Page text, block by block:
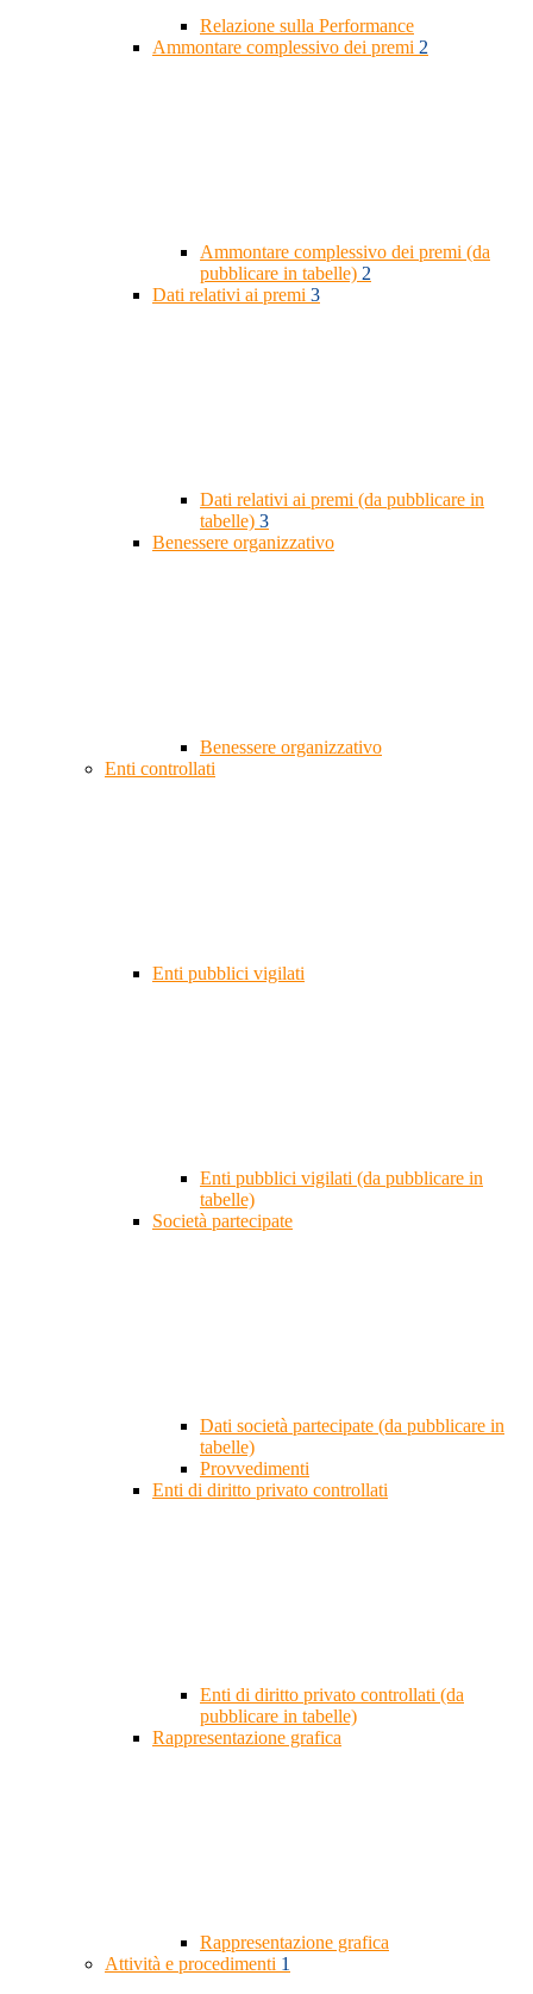
Relazione sulla Performance
Ammontare complessivo dei premi 2
Ammontare complessivo dei premi (da
pubblicare in tabelle) 2
Dati relativi ai premi 3
Dati relativi ai premi (da pubblicare in
tabelle) 3
Benessere organizzativo
Benessere organizzativo
Enti controllati
Enti pubblici vigilati
Enti pubblici vigilati (da pubblicare in
tabelle)
Società partecipate
Dati società partecipate (da pubblicare in
tabelle)
Provvedimenti
Enti di diritto privato controllati
Enti di diritto privato controllati (da
pubblicare in tabelle)
Rappresentazione grafica
Rappresentazione grafica
Attività e procedimenti 1